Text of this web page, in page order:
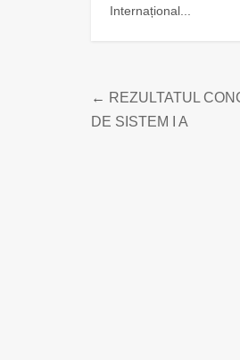
Internațional...
← REZULTATUL
DE SISTEM I A